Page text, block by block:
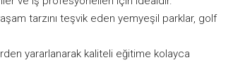
tarzını teşvik eden yemyeşil parklar, golf
yararlanarak kaliteli eğitime kolayca